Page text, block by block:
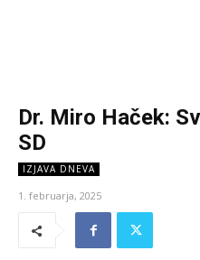
Dr. Miro Haček:
SD
IZJAVA DNEVA
1. februarja, 2025